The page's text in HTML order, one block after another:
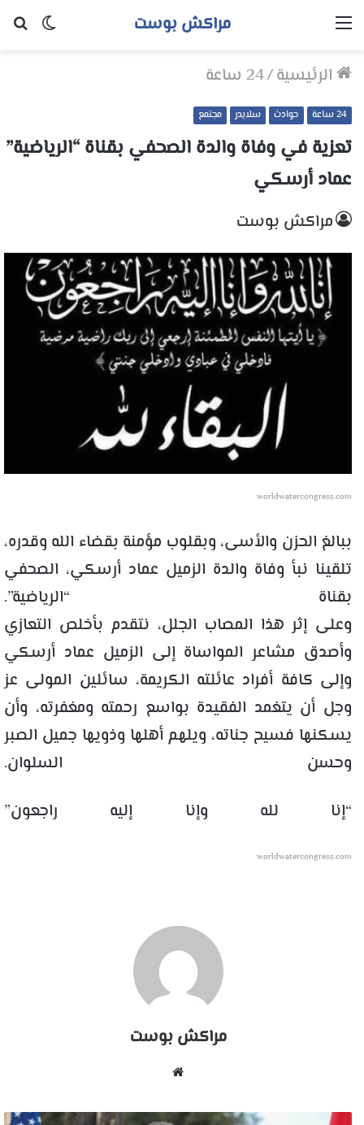
الوضع
مراكش بوست القائمة
الرئيسية/24 ساعة
24 ساعة حوادث سلايدر مجتمع
تعزية في وفاة والدة الصحفي بقناة “الرياضية”
عماد أرسكي
مراكش بوست
worldwatercongress.com
ببالغ الحزن والأسى، وبقلوب مؤمنة بقضاء الله وقدره،
تلقينا نبأ وفاة والدة الزميل عماد أرسكي، الصحفي
بقناة “الرياضية”.
وعلى إثر هذا المصاب الجلل، نتقدم بأخلص التعازي
وأصدق مشاعر المواساة إلى الزميل عماد أرسكي
وإلى كافة أفراد عائلته الكريمة، سائلين المولى عز
وجل أن يتغمد الفقيدة بواسع رحمته ومغفرته، وأن
يسكنها فسيح جناته، ويلهم أهلها وذويها جميل الصبر
وحسن السلوان.
“إنا لله وإنا إليه راجعون”
worldwatercongress.com
مراكش بوست